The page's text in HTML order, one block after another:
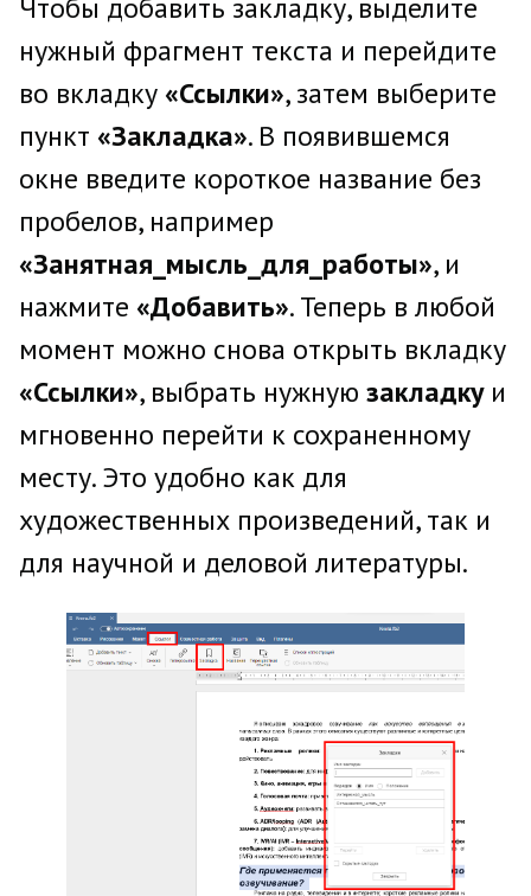
Чтобы добавить закладку, выделите
нужный фрагмент текста и перейдите
во вкладку «Ссылки», затем выберите
пункт «Закладка». В появившемся
окне введите короткое название без
пробелов, например
«Занятная_мысль_для_работы», и
нажмите «Добавить». Теперь в любой
момент можно снова открыть вкладку
«Ссылки», выбрать нужную закладкуи
мгновенно перейти к сохраненному
месту. Это удобно как для
художественных произведений, так и
для научной и деловой литературы.